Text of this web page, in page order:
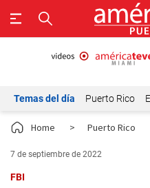
Temas del día Puerto Rico
Home > Puerto Rico
7 de septiembre de 2022
FBI